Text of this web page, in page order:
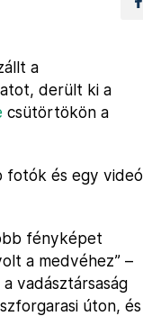
a
derült ki a
csütörtökön a
fotók és egy videó
fényképet
a medvéhez” –
vadásztársaság
úton, és